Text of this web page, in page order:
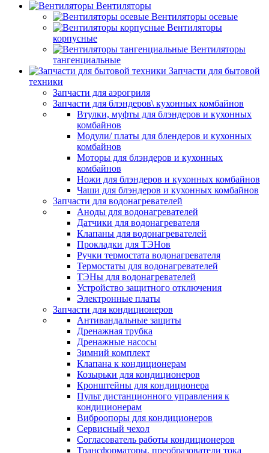
Вентиляторы
Вентиляторы осевые
Вентиляторы
корпусные
Вентиляторы
тангенциальные
Запчасти для бытовой
техники
Запчасти для аэрогриля
Запчасти для блэндеров\ кухонных комбайнов
Втулки, муфты для блэндеров и кухонных
комбайнов
Модули/ платы для блендеров и кухонных
комбайнов
Моторы для блэндеров и кухонных
комбайнов
Ножи для блэндеров и кухонных комбайнов
Чаши для блэндеров и кухонных комбайнов
Запчасти для водонагревателей
Аноды для водонагревателей
Датчики для водонагревателя
Клапаны для водонагревателей
Прокладки для ТЭНов
Ручки термостата водонагревателя
Термостаты для водонагревателей
ТЭНы для водонагревателей
Устройство защитного отключения
Электронные платы
Запчасти для кондиционеров
Антивандальные защиты
Дренажная трубка
Дренажные насосы
Зимний комплект
Клапана к кондиционерам
Козырьки для кондиционеров
Кронштейны для кондиционера
Пульт дистанционного управления к
кондиционерам
Виброопоры для кондиционеров
Сервисный чехол
Согласователь работы кондиционеров
Трансформаторы, преобразователи тока